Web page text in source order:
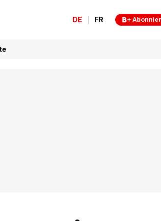
DE FR